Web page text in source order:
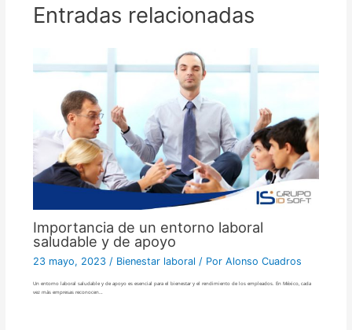
Entradas relacionadas
Importancia de un entorno laboral
saludable y de apoyo
23 mayo, 2023 / Bienestar laboral / Por Alonso Cuadros
Un entorno laboral saludable y de apoyo es esencial para el bienestar y el rendimiento de los empleados. En México, cada
vez más empresas reconocen…